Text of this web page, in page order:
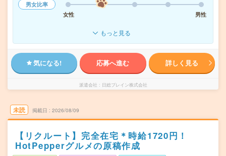
男女比率
女性
男性
もっと見る
気になる! 応募へ進む 詳しく見る
派遣会社 日総ブレイン株式会社
未読 掲載日 2026/08/09
【リクルート】完全在宅＊時給1720円！
HotPepperグルメの原稿作成